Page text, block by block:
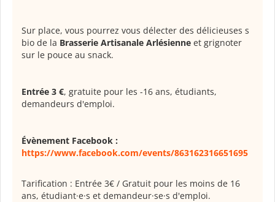
Sur place, vous pourrez vous délecter des délicieuses s
bio de la Brasserie Artisanale Arlésienne et grignoter
sur le pouce au snack.
Entrée 3 €, gratuite pour les -16 ans, étudiants,
demandeurs d'emploi.
Évènement Facebook :
https://www.facebook.com/events/863162316651695
Tarification : Entrée 3€ / Gratuit pour les moins de 16
ans, étudiant·e·s et demandeur·se·s d'emploi.